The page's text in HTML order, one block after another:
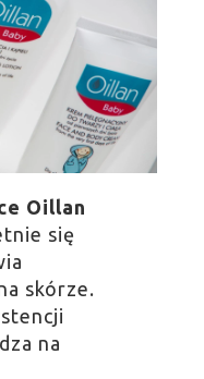
Oillan
się
skórze.
na